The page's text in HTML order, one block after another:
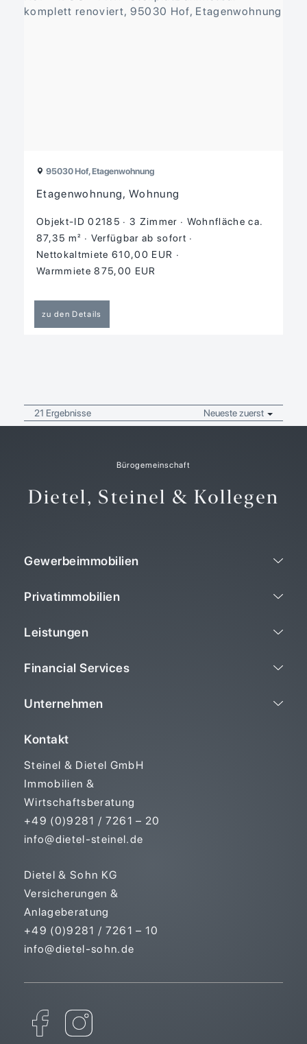
95030 Hof, Etagenwohnung
Etagenwohnung, Wohnung
Objekt-ID 02185 3 Zimmer
Wohnfläche ca.
87,35 m²
Verfügbar ab sofort
Nettokaltmiete 610,00 EUR
Warmmiete 875,00 EUR
zu den Details
21 Ergebnisse Neueste zuerst
Bürogemeinschaft
Dietel, Steinel & Kollegen
Gewerbeimmobilien
Privatimmobilien
Leistungen
Financial Services
Unternehmen
Kontakt
Steinel & Dietel GmbH
Immobilien &
Wirtschaftsberatung
+49 (0)9281 / 7261 – 20
info@dietel-steinel.de
Dietel & Sohn KG
Versicherungen &
Anlageberatung
+49 (0)9281 / 7261 – 10
info@dietel-sohn.de